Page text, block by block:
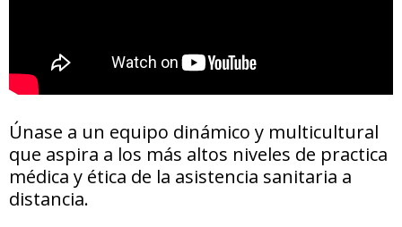
Únase a un equipo dinámico y multicultural
que aspira a los más altos niveles de practica
médica y ética de la asistencia sanitaria a
distancia.